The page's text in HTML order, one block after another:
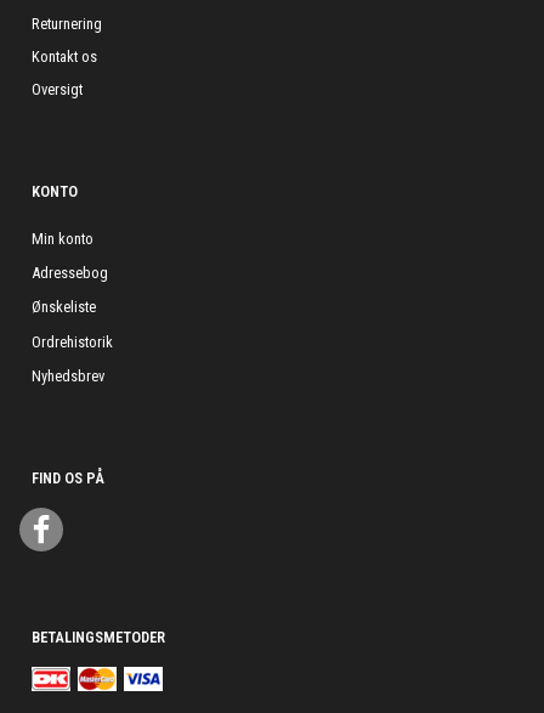
Returnering
Kontakt os
Oversigt
KONTO
Min konto
Adressebog
Ønskeliste
Ordrehistorik
Nyhedsbrev
FIND OS PÅ
BETALINGSMETODER